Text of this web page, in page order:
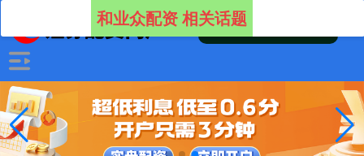
和业众配资 相关话题